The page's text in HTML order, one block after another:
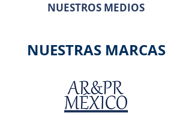
NUESTROS MEDIOS
NUESTRAS MARCAS